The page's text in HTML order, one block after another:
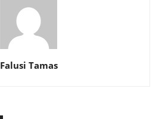
Falusi Tamas